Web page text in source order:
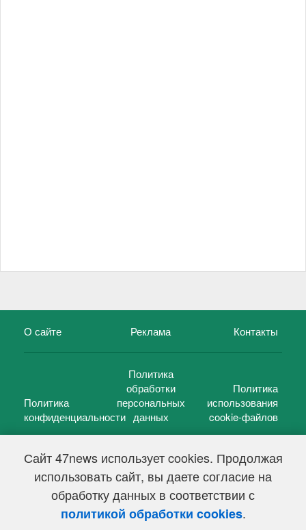
Сайт 47news использует cookies. Продолжая
использовать сайт, вы даете согласие на
обработку данных в соответствии с
политикой обработки cookies.
О сайте Реклама Контакты
Политика
конфиденциальности
Политика
обработки
персональных
данных
Политика
использования
cookie-файлов
47 новостей (47 news)2005 — 2026 г.
Свидетельство о регистрации СМИ Эл № ФС 77-39848, выдано
Федеральной службой по надзору в сфере связи,
информационных технологий и массовых коммуникаций